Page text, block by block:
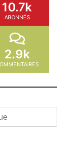
10.7k
ABONNÉS
2.9k